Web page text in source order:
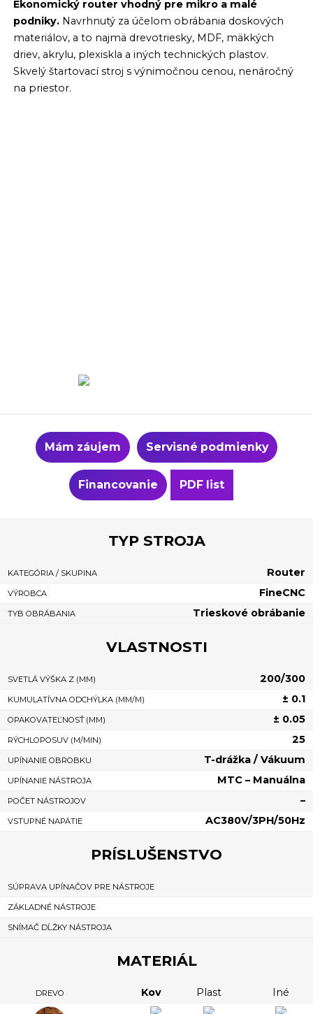
OBRÁBACIE CENTRUM – SÉRIA DV
5-OSOVÉ UNIVERZÁLNE OBRÁBACIE
CENTRUM SÉRIE DU
UNIVERZÁLNE OBRÁBACIE
CENTRUM S 5 OSAMI SÉRIA DC
Ekonomický router vhodný pre mikro a malé
podniky. Navrhnutý za účelom obrábania doskových
materiálov, a to najmä drevotriesky, MDF, mäkkých
driev, akrylu, plexiskla a iných technických plastov.
Skvelý štartovací stroj s výnimočnou cenou, nenáročný
na priestor.
Mám záujem Servisné podmienky
Financovanie PDF list
TYP STROJA
KATEGÓRIA / SKUPINA Router
VÝROBCA FineCNC
TYB OBRÁBANIA Trieskové obrábanie
VLASTNOSTI
SVETLÁ VÝŠKA Z (MM) 200/300
KUMULATÍVNA ODCHÝLKA (MM/M) ± 0.1
OPAKOVATEĽNOSŤ (MM) ± 0.05
RÝCHLOPOSUV (M/MIN) 25
UPÍNANIE OBROBKU T-drážka / Vákuum
UPÍNANIE NÁSTROJA MTC – Manuálna
POČET NÁSTROJOV –
VSTUPNÉ NAPÄTIE AC380V/3PH/50Hz
PRÍSLUŠENSTVO
SÚPRAVA UPÍNAČOV PRE NÁSTROJE
ZÁKLADNÉ NÁSTROJE
SNÍMAČ DĹŽKY NÁSTROJA
MATERIÁL
DREVO Kov Plast Iné